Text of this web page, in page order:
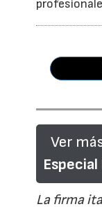
Ver
La firma